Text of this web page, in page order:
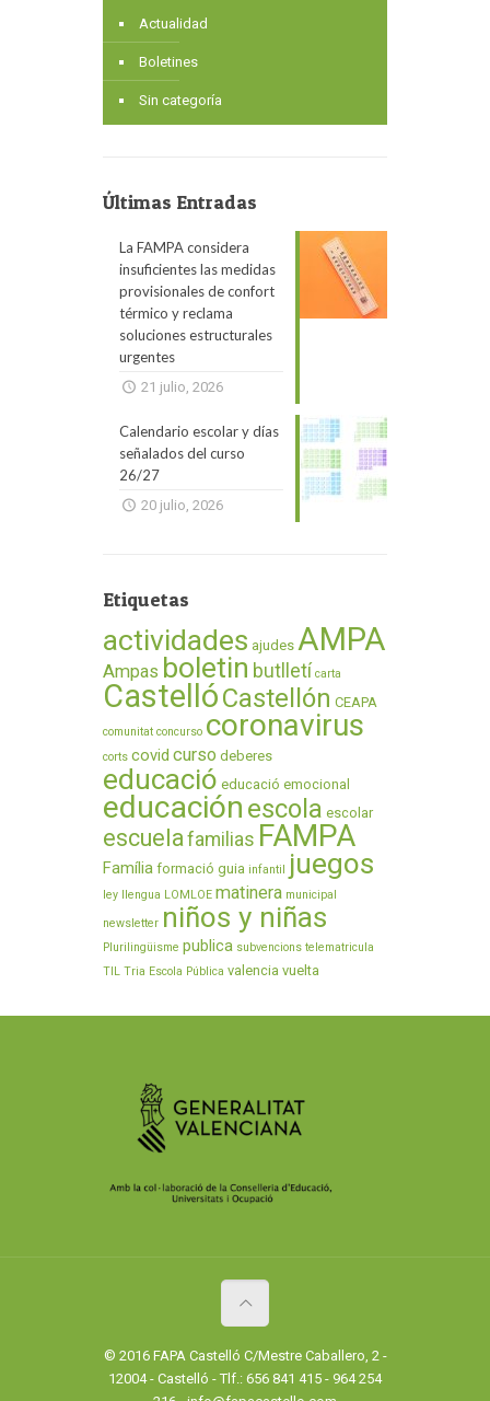
Actualidad
Boletines
Sin categoría
Últimas Entradas
La FAMPA considera
insuficientes las medidas
provisionales de confort
térmico y reclama
soluciones estructurales
urgentes
21 julio, 2026
Calendario escolar y días
señalados del curso
26/27
20 julio, 2026
Etiquetas
actividades ajudes AMPA
Ampas boletin butlletí carta
CastellóCastellón CEAPA
comunitat concurso coronavirus
corts covid curso deberes
educació educació emocional
educación escola escolar
escuela familias FAMPA
Família formació guia infantil juegos
ley llengua LOMLOE matinera municipal
newsletter niños y niñas
Plurilingüisme publica subvencions telematricula
TIL Tria Escola Pública valencia vuelta
© 2016 FAPA Castelló C/Mestre Caballero, 2 -
12004 - Castelló - Tlf.: 656 841 415 - 964 254